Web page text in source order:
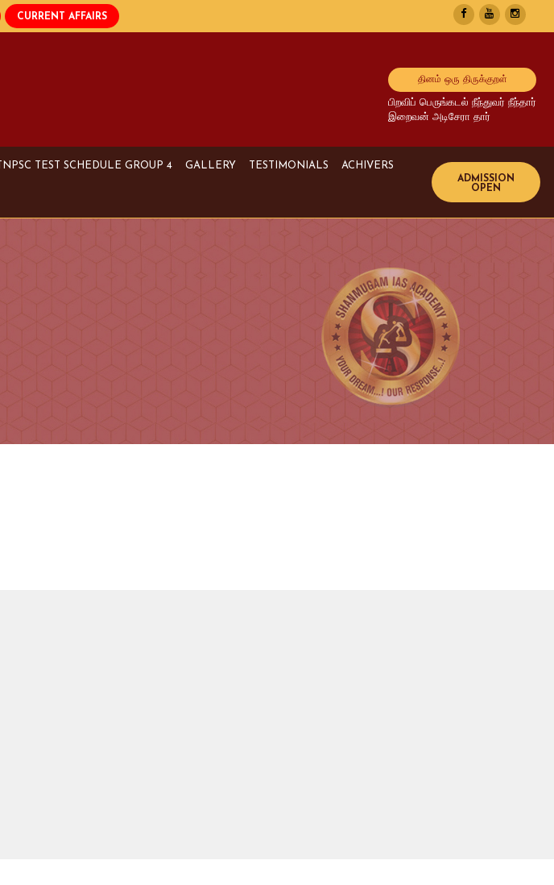
தினம் ஒரு திருக்குறள்
பிறவிப் பெருங்கடல் நீந்துவர் நீந்தார்
இறைவன் அடிசேரா தார்
TNPSC TEST SCHEDULE GROUP 4 GALLERY TESTIMONIALS ACHIVERS
Bank Achivers
SI Achivers
TET Achivers